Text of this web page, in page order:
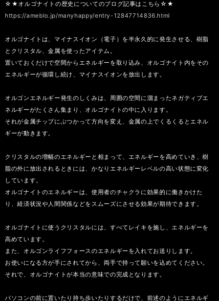
☆★オルゴナイトの歴史についてのブログ記事はこちら☆★
https://ameblo.jp/manyhappy/entry-12847714836.html
オルゴナイトは、マイナスイオン（電子）を半永久的に発生させる、樹脂
とクリスタル、金属を使ったアイテム。
置いておくだけで空間からエネルギーを取り込み、オルゴナイト内をその
エネルギーが循環し続け、マイナスイオンを放出します。
オルゴンエネルギー発生のしくみは、周囲の空間に溜まったネガティブエ
ネルギーがたくさん集まり、オルゴナイトの中に入ります。
それが金属チップにぶつかって方向を変え、金属の上でくるくるとエネル
ギーが動きます。
クリスタルの増幅のエネルギーと相まって、エネルギーを高めていき、樹
脂の外に放出されるときには、かなりエネルギーレベルの高い状態に変化
しています。
オルゴナイトのエネルギーは、使用者のチャクラに効果的に働きかけた
り、経済状況や人間関係などをスムーズにさせる効果が期待できます。
オルゴナイトに使うクリスタルには、すべてレイキを施し、エネルギーを
高めています。
また、オルゴンライフフォースのエネルギーを入れてお送りします。
お使いになる方が手にされてから、両手で持って願いを込めてください。
それで、オルゴナイトが本当の意味での完成となります。
パソコンの前に置いたり持ち歩いたりするだけで、前述のようにエネルギ